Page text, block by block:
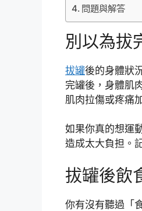
問題與解答
別以為拔
拔罐後的身體狀
完罐後，身體肌
肌肉拉傷或疼痛
如果你真的想運
造成太大負担。
拔罐後飲
你有沒有聽過「